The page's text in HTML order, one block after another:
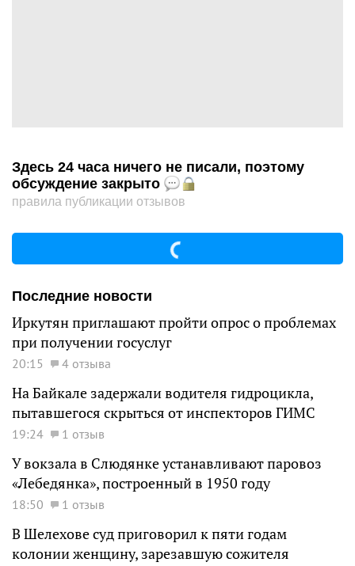
Здесь 24 часа ничего не писали, поэтому
обсуждение закрыто
правила публикации отзывов
Последние новости
Иркутян приглашают пройти опрос о проблемах
при получении госуслуг
20:15 4 отзыва
На Байкале задержали водителя гидроцикла,
пытавшегося скрыться от инспекторов ГИМС
19:24 1 отзыв
У вокзала в Слюдянке устанавливают паровоз
«Лебедянка», построенный в 1950 году
18:50 1 отзыв
В Шелехове суд приговорил к пяти годам
колонии женщину, зарезавшую сожителя